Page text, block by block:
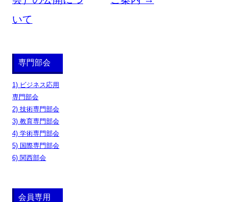
ー
ョ
いて
専門部会
1) ビジネス応用
専門部会
2) 技術専門部会
3) 教育専門部会
4) 学術専門部会
5) 国際専門部会
6) 関西部会
会員専用